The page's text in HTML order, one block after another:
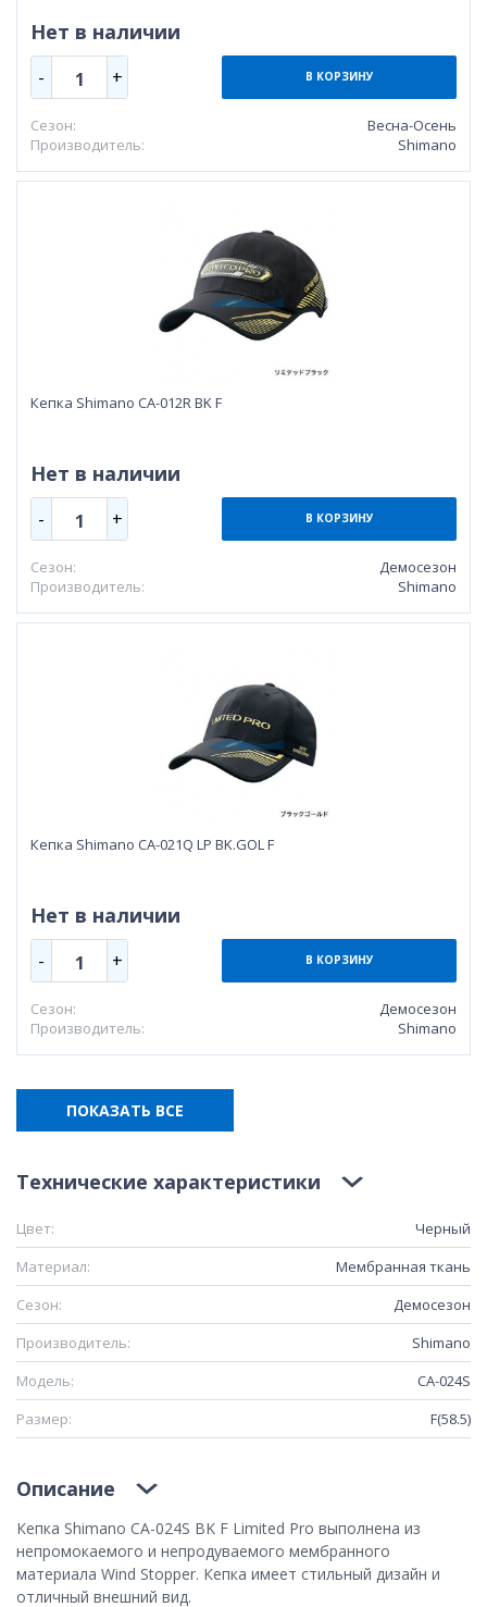
Нет в наличии
- 1 + В КОРЗИНУ
Сезон:
Весна-Осень
Производитель:
Shimano
Кепка Shimano CA-012R BK F
Нет в наличии
- 1 + В КОРЗИНУ
Сезон:
Демосезон
Производитель:
Shimano
Кепка Shimano CA-021Q LP BK.GOL F
Нет в наличии
- 1 + В КОРЗИНУ
Сезон:
Демосезон
Производитель:
Shimano
ПОКАЗАТЬ ВСЕ
Технические характеристики
Цвет:
Черный
Материал:
Мембранная ткань
Сезон:
Демосезон
Производитель:
Shimano
Модель:
CA-024S
Размер:
F(58.5)
Описание
Кепка Shimano CA-024S BK F Limited Pro выполнена из
непромокаемого и непродуваемого мембранного
материала Wind Stopper. Кепка имеет стильный дизайн и
отличный внешний вид.